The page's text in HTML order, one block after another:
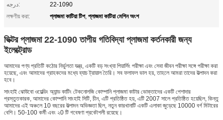
درجه:
22-1090
লক্ষণীয় করা:
প্লাজমা কাটিয়া টিপ, প্লাজমা কাটিয়া মেশিন অংশ
ভিক্টর প্লাজমা 22-1090 তাপীয় গতিবিদ্যা প্লাজমা কর্তনকারী জন্য
ইলেক্ট্রোড
আমাদের পণ্য প্রতিটি কঠোর নির্ভুলতা যন্ত্র, একটি বড় সংখ্যা পিয়ার্সিং পরীক্ষা এবং সেবা জীবন পরীক্ষা সঙ্গে পরীক্ষা করা
হয়েছে, এবং আমাদের গ্রাহকদের মধ্যে ব্যাচ ট্রায়াল তৈরি। সব ফলাফল ভাল হয়, তাহলে আমরা তাদের উত্পাদন করা
হবে।
সাংহাই ঝোউবো ওয়েল্ডিং অ্যান্ড কাটিং টেকনোলজি কোম্পানি প্লাজমা কাটার ভোক্তাদের একটি পেশাদার
প্রস্তুতকারক, আমাদের কোম্পানি সাংহাই সিটি, চীন, এটি প্রতিষ্ঠিত হয়, এটি 2007 সালে প্রতিষ্ঠিত হয়েছিল, কিন্তু
আমাদের এই অঞ্চলে 10 বছরের উত্পাদন অভিজ্ঞতা ছিল, নতুন কারখানাটি একটি এলাকা জুড়েছে 10000 বর্গ মিটারের
বেশি। 50-100 কর্মী এবং ২0 টি গবেষণা প্রকৌশলী রয়েছে।